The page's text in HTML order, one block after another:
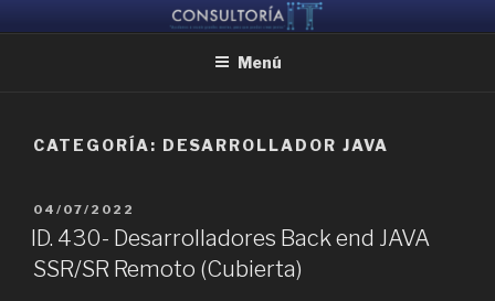
al
CONSULTORIA IT
Ayudamos a reunir grandes mentes, para que puedan crear juntas
Menú
CATEGORÍA: DESARROLLADOR JAVA
PUBLICADO
EL
04/07/2022
ID. 430- Desarrolladores Back end JAVA
SSR/SR Remoto (Cubierta)